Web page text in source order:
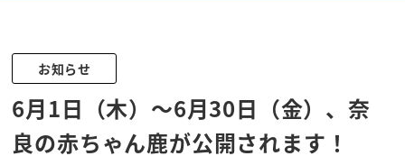
お知らせ
6月1日（木）～6月30日（金）、奈
良の赤ちゃん鹿が公開されます！